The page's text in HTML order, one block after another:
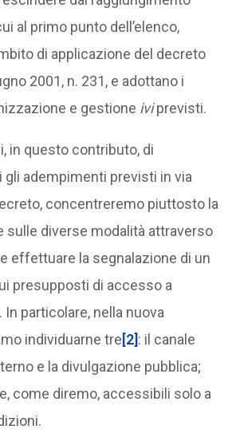
al primo punto dell’elenco,
di applicazione del decreto
2001, n. 231, e adottano i
e gestione iviprevisti.
in questo contributo, di
adempimenti previsti in via
concentreremo piuttosto la
sulle diverse modalità attraverso
effettuare la segnalazione di un
presupposti di accesso a
particolare, nella nuova
individuarne tre[2]: il canale
e la divulgazione pubblica;
come diremo, accessibili solo a